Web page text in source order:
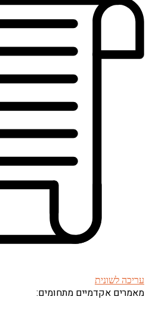
עריכה לשונית
מאמרים אקדמיים מתחומים: